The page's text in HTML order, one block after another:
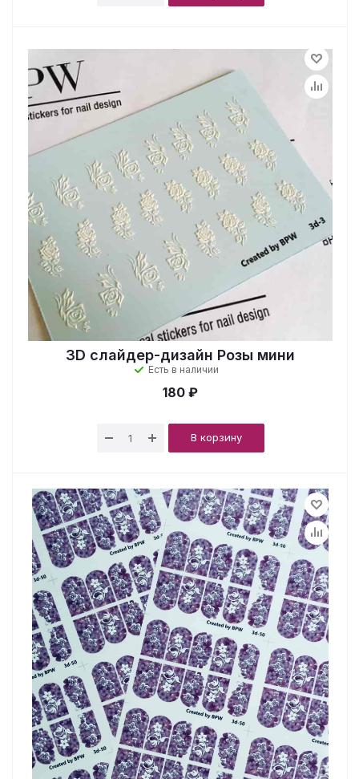
3D слайдер-дизайн Розы мини
Есть в наличии
180 ₽
В корзину